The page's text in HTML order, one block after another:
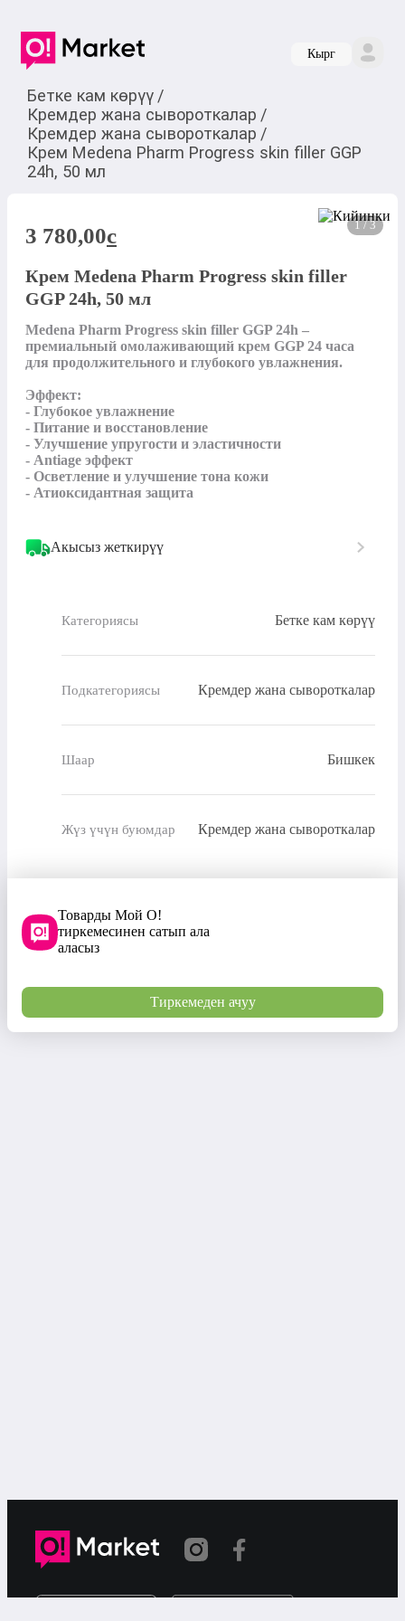
Кырг
Бетке кам көрүү /
Кремдер жана сывороткалар /
Кремдер жана сывороткалар /
Крем Medena Pharm Progress skin filler GGP
24h, 50 мл
1 / 3
3 780,00c
Крем Medena Pharm Progress skin filler
GGP 24h, 50 мл
Medena Pharm Progress skin filler GGP 24h –
премиальный омолаживающий крем GGP 24 часа
для продолжительного и глубокого увлажнения.
Эффект:
- Глубокое увлажнение
- Питание и восстановление
- Улучшение упругости и эластичности
- Antiage эффект
- Осветление и улучшение тона кожи
Акысыз жеткирүү
Категориясы Бетке кам көрүү
Подкатегориясы Кремдер жана сывороткалар
Шаар Бишкек
Жүз үчүн буюмдар Кремдер жана сывороткалар
Товарды Мой О!
тиркемесинен сатып ала
аласыз
Тиркемеден ачуу